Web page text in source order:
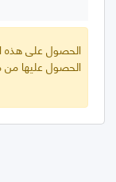
الحصول على هذه
الحصول عليها من